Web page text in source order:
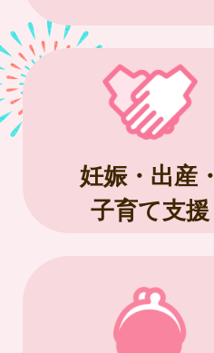
妊娠・出産・
子育て支援